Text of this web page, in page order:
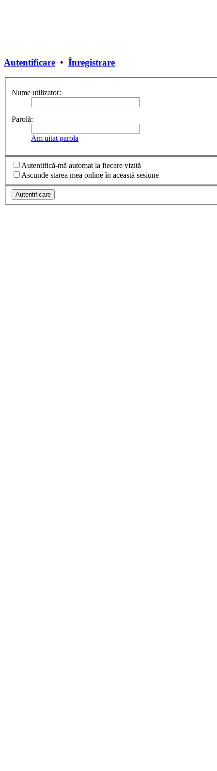
Autentificare • Înregistrare
Nume utilizator:
Parolă:
Am uitat parola
Autentifică-mă automat la fiecare vizită
Ascunde starea mea online în această sesiune